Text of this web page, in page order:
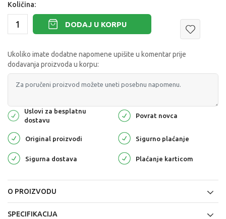
Količina:
DODAJ U KORPU
Ukoliko imate dodatne napomene upišite u komentar prije
dodavanja proizvoda u korpu:
Uslovi za besplatnu
dostavu
Povrat novca
Original proizvodi Sigurno plaćanje
Sigurna dostava Plaćanje karticom
O PROIZVODU
SPECIFIKACIJA